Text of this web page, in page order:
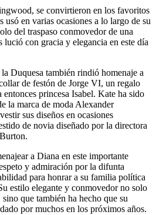
se convirtieron en los favoritos
usó en varias ocasiones a lo largo de su
del traspaso conmovedor de una
lució con gracia y elegancia en este día
Duquesa también rindió homenaje a
de festón de Jorge VI, un regalo
princesa Isabel. Kate ha sido
la marca de moda Alexander
sus diseños en ocasiones
de novia diseñado por la directora
a Diana en este importante
y admiración por la difunta
para honrar a su familia política
estilo elegante y conmovedor no solo
que también ha hecho que su
por muchos en los próximos años.